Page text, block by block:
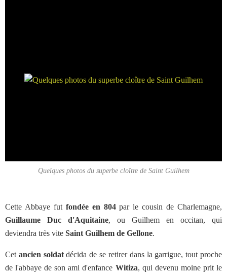
Quelques photos du superbe cloître de Saint Guilhem
Cette Abbaye fut fondée en 804par le cousin de Charlemagne,
Guillaume Duc d'Aquitaine, ou Guilhem en occitan, qui
deviendra très vite Saint Guilhem de Gellone.
Cet ancien soldatdécida de se retirer dans la garrigue, tout proche
de l'abbaye de son ami d'enfance Witiza, qui devenu moine prit le